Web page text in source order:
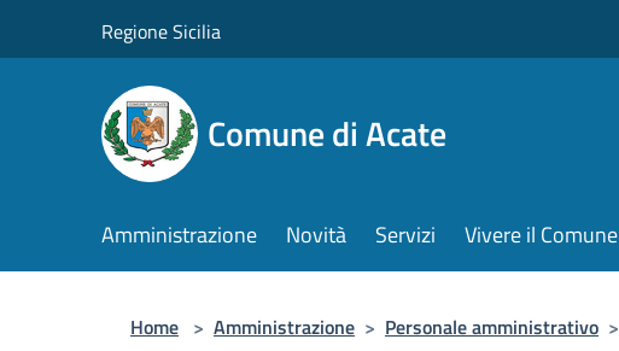
Regione Sicilia
Comune di Acate
Amministrazione Novità Servizi Vivere il Comune
Home > Amministrazione > Personale amministrativo >